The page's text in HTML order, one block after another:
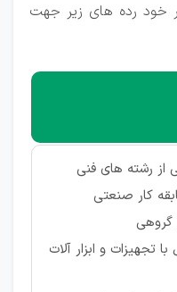
خود رده های زیر جهت
از رشته های فنی
گروهی
تجهیزات و ابزار آلات